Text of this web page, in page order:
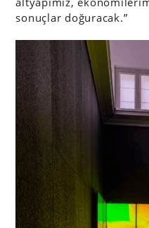
sonuçlar doğuracak.”